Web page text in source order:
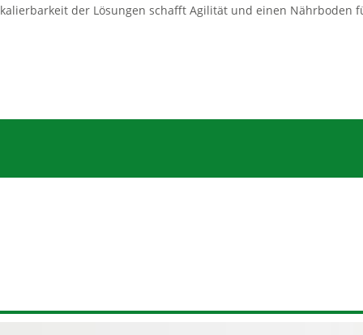
der Lösungen schafft Agilität und einen Nährboden